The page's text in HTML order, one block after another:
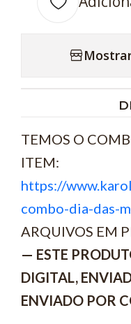
TEMOS O
ITEM:
https://
combo-dia-das-
ARQUIVOS EM
— ESTE
DIGITAL,
ENVIADO POR